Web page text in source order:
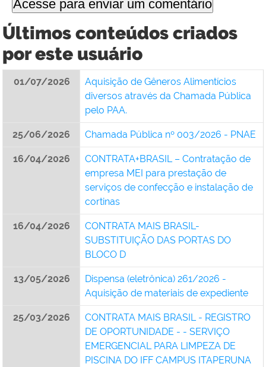
Últimos conteúdos criados
por este usuário
01/07/2026
Aquisição de Gêneros Alimentícios
diversos através da Chamada Pública
pelo PAA.
25/06/2026 Chamada Pública nº 003/2026 - PNAE
16/04/2026
CONTRATA+BRASIL – Contratação de
empresa MEI para prestação de
serviços de confecção e instalação de
cortinas
16/04/2026
CONTRATA MAIS BRASIL-
SUBSTITUIÇÃO DAS PORTAS DO
BLOCO D
13/05/2026
Dispensa (eletrônica) 261/2026 -
Aquisição de materiais de expediente
25/03/2026
CONTRATA MAIS BRASIL - REGISTRO
DE OPORTUNIDADE - - SERVIÇO
EMERGENCIAL PARA LIMPEZA DE
PISCINA DO IFF CAMPUS ITAPERUNA